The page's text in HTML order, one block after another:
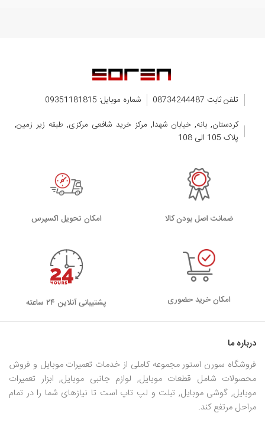
تلفن ثابت 08734244487
شماره موبایل: 09351181815
کردستان, بانه, خیابان شهدا, مرکز خرید شافعی مرکزی, طبقه زیر زمین,
پلاک 105 الی 108
ضمانت اصل بودن کالا اﻣﮑﺎن ﺗﺤﻮﯾﻞ اﮐﺴﭙﺮس
امکان خرید حضوری پشتیبانی آنلاین ۲۴ ساعته
درباره ما
فروشگاه سورن استور مجموعه کاملی از خدمات تعمیرات موبایل و فروش
محصولات شامل قطعات موبایل, لوازم جانبی موبایل, ابزار تعمیرات
موبایل, گوشی موبایل, تبلت و لپ تاپ است تا نیازهای شما را در تمام
مراحل مرتفع کند.